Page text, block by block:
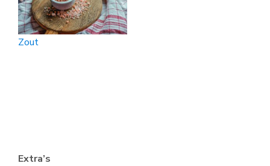
Zout
Extra’s